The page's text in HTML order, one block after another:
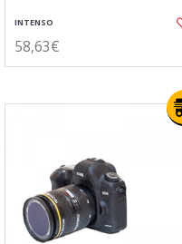
INTENSO
58,63€